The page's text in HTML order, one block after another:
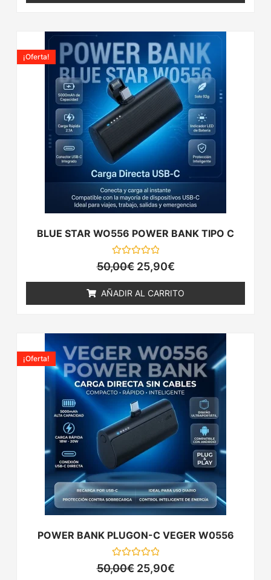
BLUE STAR WO556 POWER BANK TIPO C
Valorado
con
de
5
¡Oferta!
50,00€
precio
original
era:
50,00€.
25,90€
El
precio
actual
es:
25,90€.
AÑADIR AL CARRITO
POWER BANK PLUGON-C VEGER W0556
Valorado
con
¡Oferta!
50,00€
precio
original
era:
50,00€.
25,90€
precio
actual
es:
25,90€.